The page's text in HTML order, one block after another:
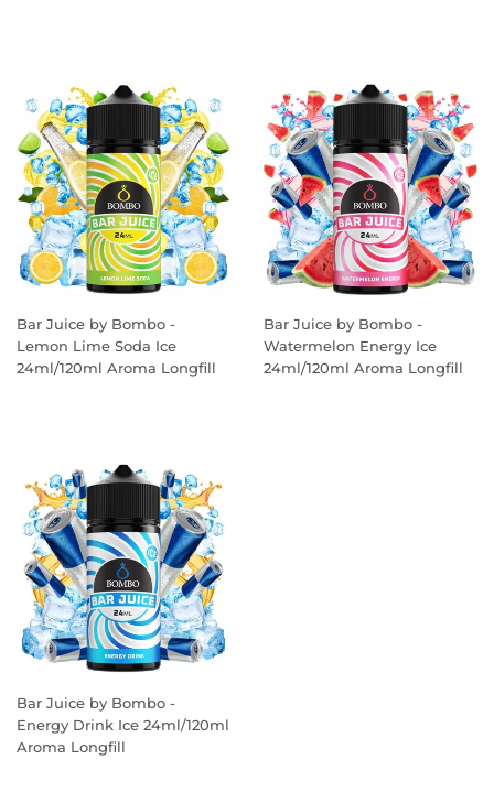
Bar Juice by Bombo -
Lemon Lime Soda Ice
24ml/120ml Aroma Longfill
Bar Juice by Bombo -
Watermelon Energy Ice
24ml/120ml Aroma Longfill
Bar Juice by Bombo -
Energy Drink Ice 24ml/120ml
Aroma Longfill